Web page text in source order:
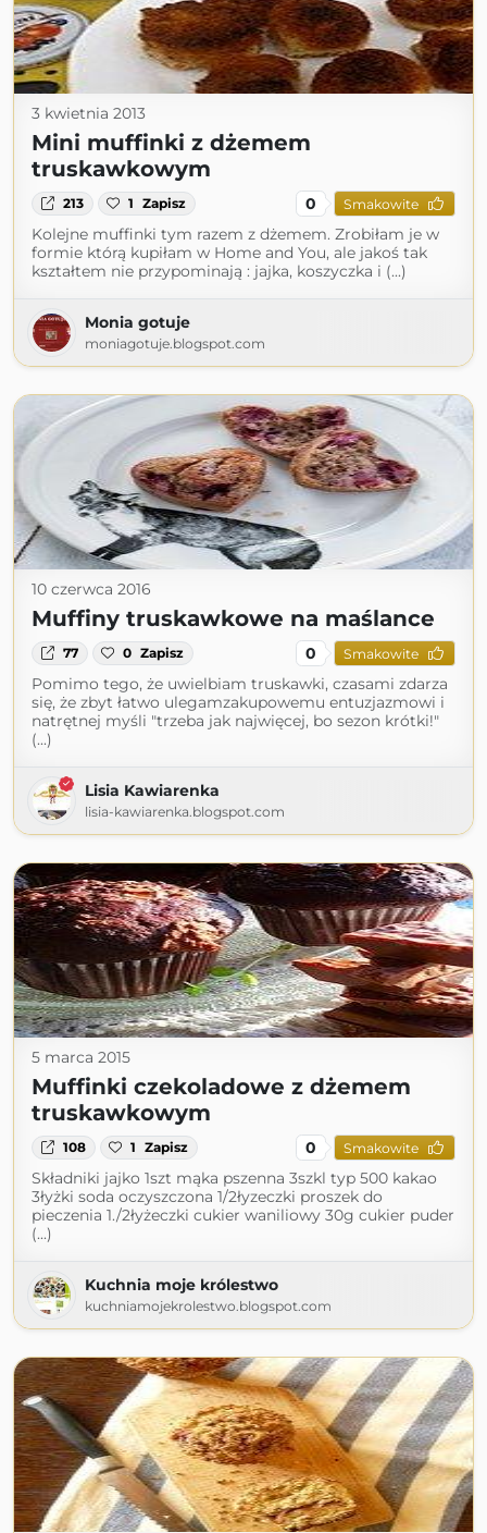
3 kwietnia 2013
Mini muffinki z dżemem
truskawkowym
213 1 Zapisz 0 Smakowite
Kolejne muffinki tym razem z dżemem. Zrobiłam je w
formie którą kupiłam w Home and You, ale jakoś tak
kształtem nie przypominają : jajka, koszyczka i (...)
Monia gotuje
moniagotuje.blogspot.com
10 czerwca 2016
Muffiny truskawkowe na maślance
77 0 Zapisz 0 Smakowite
Pomimo tego, że uwielbiam truskawki, czasami zdarza
się, że zbyt łatwo ulegamzakupowemu entuzjazmowi i
natrętnej myśli "trzeba jak najwięcej, bo sezon krótki!"
(...)
Lisia Kawiarenka
lisia-kawiarenka.blogspot.com
5 marca 2015
Muffinki czekoladowe z dżemem
truskawkowym
108 1 Zapisz 0 Smakowite
Składniki jajko 1szt mąka pszenna 3szkl typ 500 kakao
3łyżki soda oczyszczona 1/2łyzeczki proszek do
pieczenia 1./2łyżeczki cukier waniliowy 30g cukier puder
(...)
Kuchnia moje królestwo
kuchniamojekrolestwo.blogspot.com